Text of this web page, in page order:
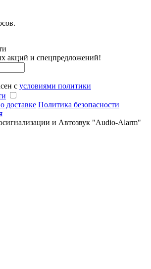
акций и спецпредложений!
с условиями политики
доставке Политика безопасности
и Автозвук "Audio-Alarm"